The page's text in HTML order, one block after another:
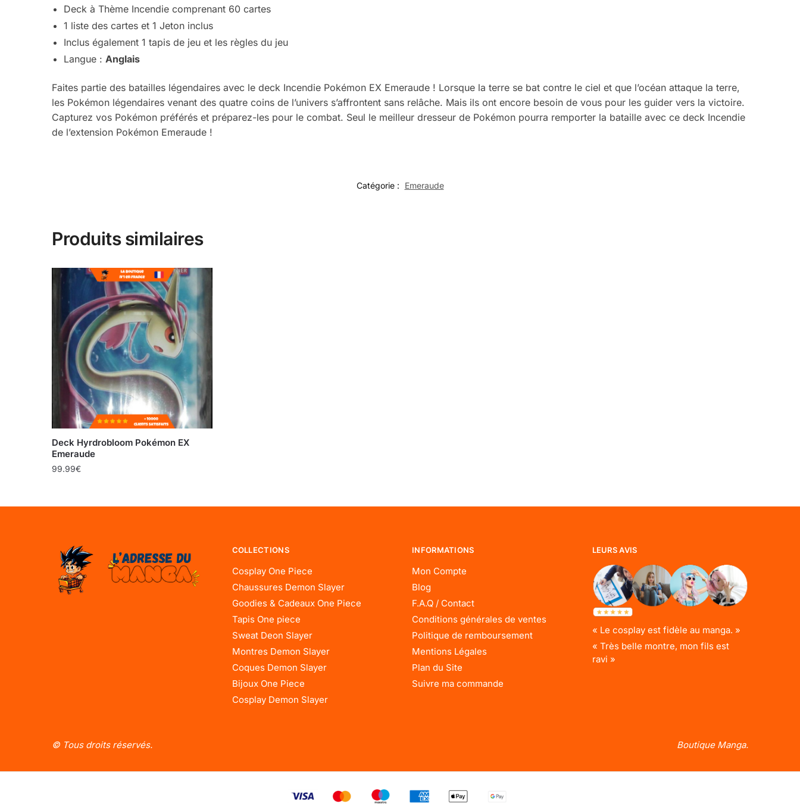
Deck à Thème Incendie comprenant 60 cartes
1 liste des cartes et 1 Jeton inclus
Inclus également 1 tapis de jeu et les règles du jeu
Langue :Anglais
Faites partie des batailles légendaires avec le deck Incendie Pokémon EX Emeraude ! Lorsque la terre se bat contre le ciel et que l’océan attaque la terre,
les Pokémon légendaires venant des quatre coins de l’univers s’affrontent sans relâche. Mais ils ont encore besoin de vous pour les guider vers la victoire.
Capturez vos Pokémon préférés et préparez-les pour le combat. Seul le meilleur dresseur de Pokémon pourra remporter la bataille avec ce deck Incendie
de l’extension Pokémon Emeraude !
Catégorie : Emeraude
Produits similaires
Deck Hyrdrobloom Pokémon EX
Emeraude
99.99€
COLLECTIONS
Cosplay One Piece
Chaussures Demon Slayer
Goodies & Cadeaux One Piece
Tapis One piece
Sweat Deon Slayer
Montres Demon Slayer
Coques Demon Slayer
Bijoux One Piece
Cosplay Demon Slayer
INFORMATIONS
Mon Compte
Blog
F.A.Q / Contact
Conditions générales de ventes
Politique de remboursement
Mentions Légales
Plan du Site
Suivre ma commande
LEURS AVIS
« Le cosplay est fidèle au manga. »
« Très belle montre, mon fils est
ravi »
© Tous droits réservés. Boutique Manga.